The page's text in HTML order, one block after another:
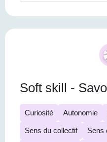
Soft skill -
Curiosité Autonomie
Sens du collectif Sens